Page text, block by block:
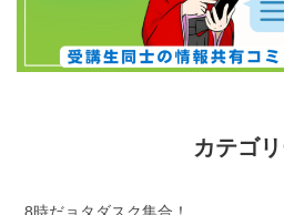
カテゴ
8時だョタダスク集合！